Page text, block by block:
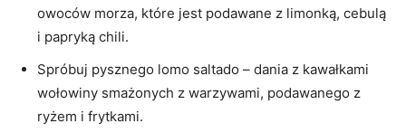
⁤owoców morza, ​które jest podawane z limonką,⁣ cebulą
⁣i ‍papryką chili.
Spróbuj pysznego lomo⁢ saltado⁢ – dania z kawałkami
wołowiny ​smażonych z warzywami, podawanego z
ryżem i frytkami.